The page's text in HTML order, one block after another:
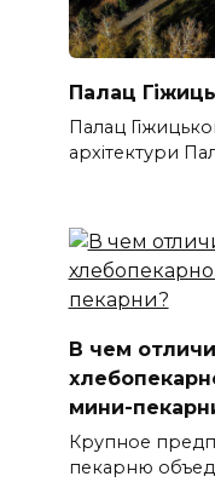
Палац
Палац
архітектури
В чем
мини-
Крупное
пекарню